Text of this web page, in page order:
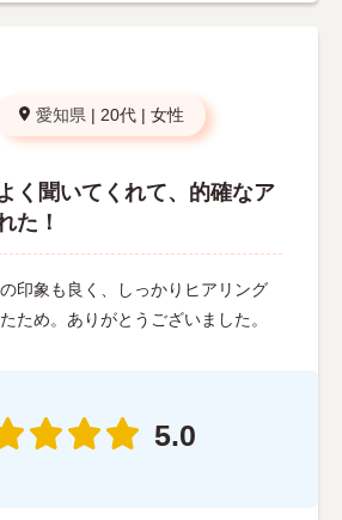
愛知県 | 20代 | 女性
く聞いてくれて、的確なア
た！
印象も良く、しっかりヒアリング
ため。ありがとうございました。
5.0